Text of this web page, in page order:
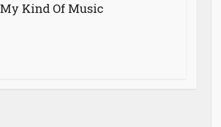
My Kind Of Music